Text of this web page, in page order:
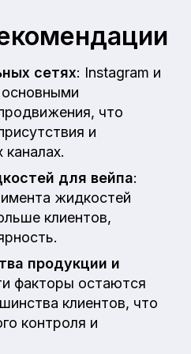
сетях: Instagram и
что
и
каналах.
для вейпа:
жидкостей
клиентов,
продукции и
факторы остаются
клиентов, что
контроля и